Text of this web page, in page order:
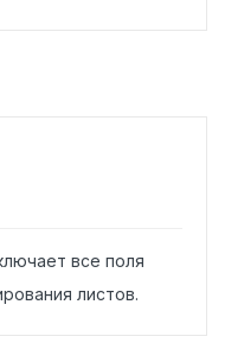
все поля
листов.